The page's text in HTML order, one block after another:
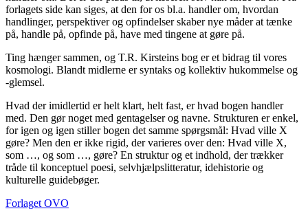
forlagets side kan siges, at den for os bl.a. handler om, hvordan
handlinger, perspektiver og opfindelser skaber nye måder at tænke
på, handle på, opfinde på, have med tingene at gøre på.
Ting hænger sammen, og T.R. Kirsteins bog er et bidrag til vores
kosmologi. Blandt midlerne er syntaks og kollektiv hukommelse og
-glemsel.
Hvad der imidlertid er helt klart, helt fast, er hvad bogen handler
med. Den gør noget med gentagelser og navne. Strukturen er enkel,
for igen og igen stiller bogen det samme spørgsmål: Hvad ville X
gøre? Men den er ikke rigid, der varieres over den: Hvad ville X,
som …, og som …, gøre? En struktur og et indhold, der trækker
tråde til konceptuel poesi, selvhjælpslitteratur, idehistorie og
kulturelle guidebøger.
Forlaget OVO